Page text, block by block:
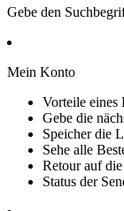
Gebe den
Mein Konto
Vorteile eines
Gebe die
Speicher die
Sehe alle
Retour auf
Status der